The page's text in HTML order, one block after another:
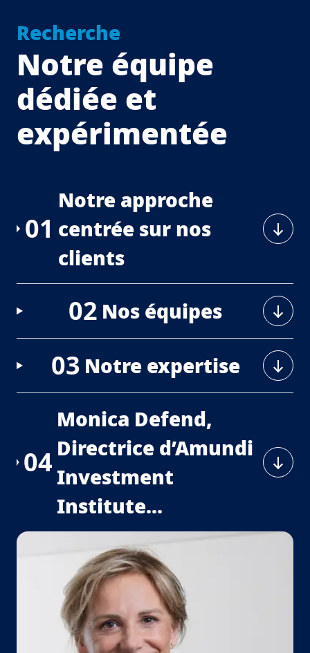
Recherche
Notre équipe
dédiée et
expérimentée
01
Notre approche
centrée sur nos
clients
02 Nos équipes
03 Notre expertise
04
Monica Defend,
Directrice d’Amundi
Investment
Institute...